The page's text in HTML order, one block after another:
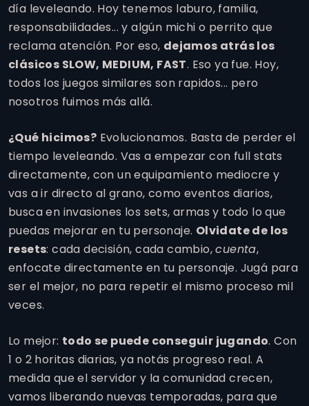
día leveleando. Hoy tenemos laburo, familia,
responsabilidades... y algún michi o perrito que
reclama atención. Por eso, dejamos atrás los
clásicos SLOW, MEDIUM, FAST. Eso ya fue. Hoy,
todos los juegos similares son rapidos... pero
nosotros fuimos más allá.
¿Qué hicimos? Evolucionamos. Basta de perder el
tiempo leveleando. Vas a empezar con full stats
directamente, con un equipamiento mediocre y
vas a ir directo al grano, como eventos diarios,
busca en invasiones los sets, armas y todo lo que
puedas mejorar en tu personaje. Olvidate de los
resets: cada decisión, cada cambio,cuenta,
enfocate directamente en tu personaje. Jugá para
ser el mejor, no para repetir el mismo proceso mil
veces.
Lo mejor: todo se puede conseguir jugando. Con
1 o 2 horitas diarias, ya notás progreso real. A
medida que el servidor y la comunidad crecen,
vamos liberando nuevas temporadas, para que